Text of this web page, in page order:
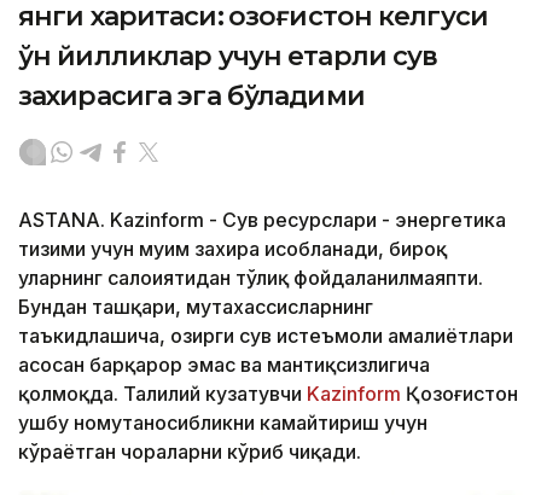
янги харитаси: Қозоғистон келгуси
ўн йилликлар учун етарли сув
захирасига эга бўладими
ASTANA. Kazinform - Сув ресурслари - энергетика
тизими учун муҳим захира ҳисобланади, бироқ
уларнинг салоҳиятидан тўлиқ фойдаланилмаяпти.
Бундан ташқари, мутахассисларнинг
таъкидлашича, ҳозирги сув истеъмоли амалиётлари
асосан барқарор эмас ва мантиқсизлигича
қолмоқда. Таҳлилий кузатувчи Kazinform Қозоғистон
ушбу номутаносибликни камайтириш учун
кўраётган чораларни кўриб чиқади.